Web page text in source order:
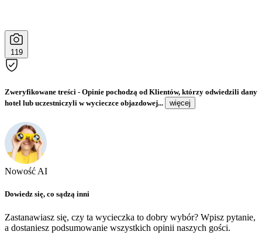
119
Zweryfikowane treści - Opinie pochodzą od Klientów, którzy odwiedzili dany
hotel lub uczestniczyli w wycieczce objazdowej...
więcej
Nowość AI
Dowiedz się, co sądzą inni
Zastanawiasz się, czy ta wycieczka to dobry wybór? Wpisz pytanie,
a dostaniesz podsumowanie wszystkich opinii naszych gości.